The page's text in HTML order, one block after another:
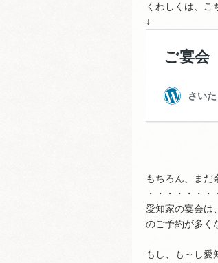
くわしくは、こ
↓
もちろん、まだ
・・・・・・
愛知家の宴会は
のご予約が多く
もし、も～し愛